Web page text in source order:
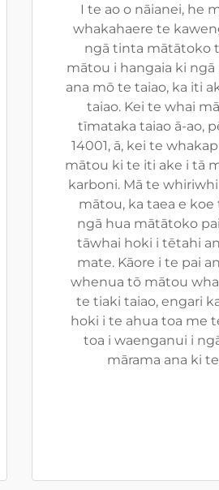
I te ao o nāianei, he
whakahaere te
ngā tinta mātātoko
mātou i hangaia ki ngā
ana mō te taiao, ka iti
taiao. Kei te whai
tīmataka taiao ā-ao,
14001, ā, kei te
mātou ki te iti ake i tā
karboni. Mā te
mātou, ka taea e koe
ngā hua mātātoko
tāwhai hoki i tētahi
mate. Kāore i te pai
whenua tō mātou
te tiaki taiao, engari
hoki i te ahua toa me
toa i waenganui i
mārama ana ki